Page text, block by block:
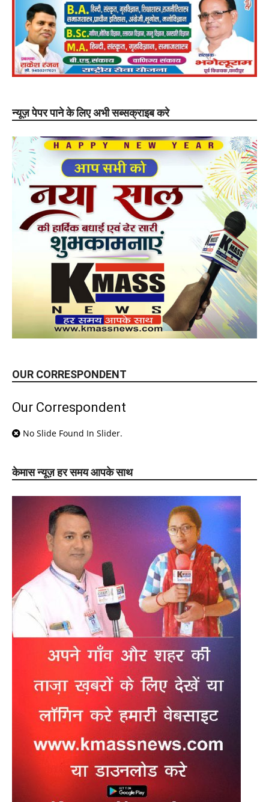
न्यूज़ पेपर पाने के लिए अभी सब्सक्राइब करे
OUR CORRESPONDENT
Our Correspondent
No Slide Found In Slider.
केमास न्यूज़ हर समय आपके साथ